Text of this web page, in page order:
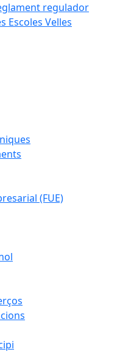
regulador
Escoles Velles
(FUE)